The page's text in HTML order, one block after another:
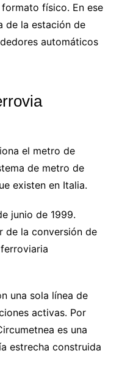
físico. En ese
de la estación de
automáticos
el metro de
de metro de
existen en Italia.
junio de 1999.
de la conversión de
una sola línea de
activas. Por
es una
estrecha construida